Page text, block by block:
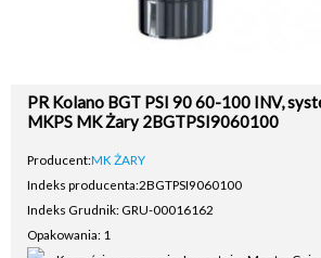
PR Kolano BGT PSI 90 60-100 INV,
MKPS MK Żary 2BGTPSI9060100
Producent:MK ŻARY
Indeks producenta:2BGTPSI9060100
Indeks Grudnik: GRU-00016162
Opakowania: 1